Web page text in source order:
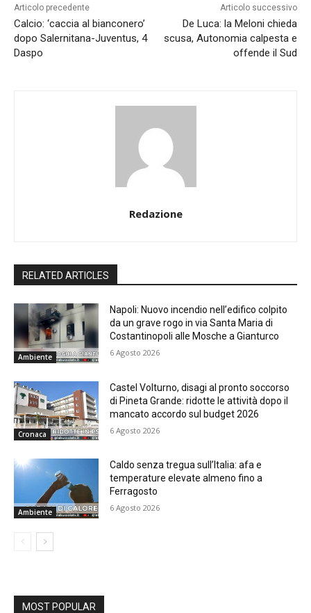
Articolo precedente
Calcio: ‘caccia al bianconero’
dopo Salernitana-Juventus, 4
Daspo
Articolo successivo
De Luca: la Meloni chieda
scusa, Autonomia calpesta e
offende il Sud
Redazione
RELATED ARTICLES
Ambiente
Napoli: Nuovo incendio nell’edifico colpito
da un grave rogo in via Santa Maria di
Costantinopoli alle Mosche a Gianturco
6 Agosto 2026
Cronaca
Castel Volturno, disagi al pronto soccorso
di Pineta Grande: ridotte le attività dopo il
mancato accordo sul budget 2026
6 Agosto 2026
Ambiente
Caldo senza tregua sull’Italia: afa e
temperature elevate almeno fino a
Ferragosto
6 Agosto 2026
MOST POPULAR